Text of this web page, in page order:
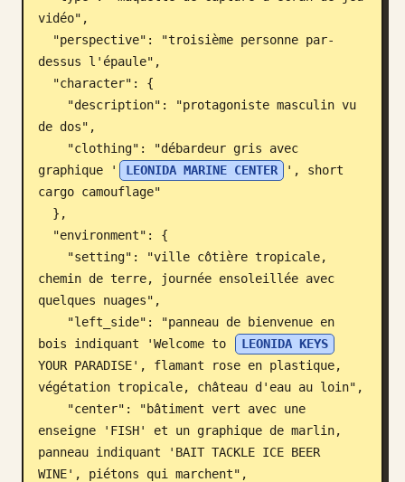
Mises à jour
vidéo",
dessus l'épaule",
de dos",
graphique '
LEONIDA MARINE CENTER
', short
cargo camouflage"
chemin de terre, journée ensoleillée avec
quelques nuages",
bois indiquant 'Welcome to
LEONIDA KEYS
YOUR PARADISE', flamant rose en plastique,
végétation tropicale, château d'eau au loin",
enseigne 'FISH' et un graphique de marlin,
panneau indiquant 'BAIT TACKLE ICE BEER
WINE', piétons qui marchent",